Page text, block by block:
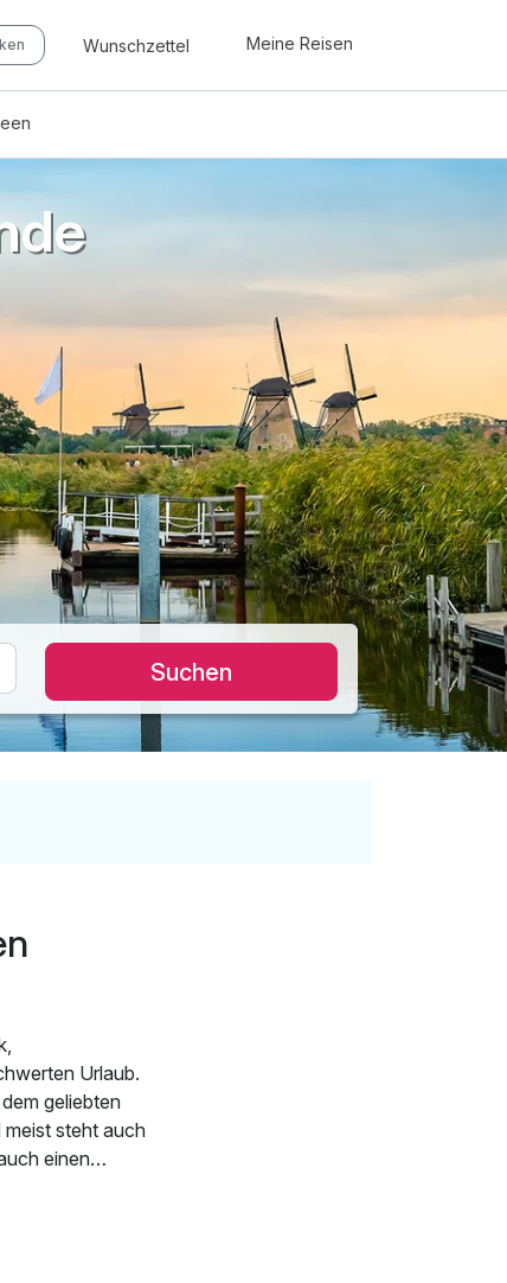
Wunschzettel Meine Reisen
Suchen
Urlaub.
geliebten
meist steht auch
einen